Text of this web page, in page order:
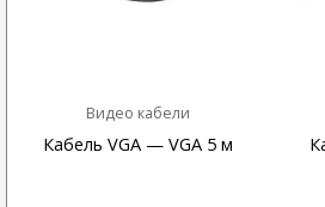
Видео кабели
Кабель VGA — VGA 5 м